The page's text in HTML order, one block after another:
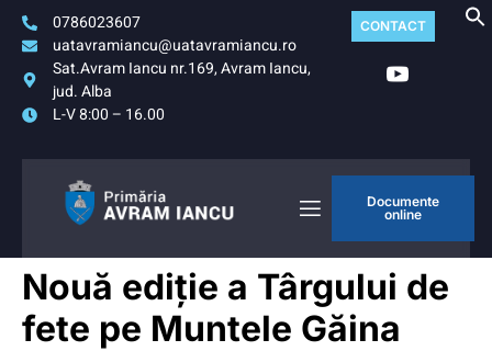
0786023607
uatavramiancu@uatavramiancu.ro
Sat.Avram Iancu nr.169, Avram Iancu,
jud. Alba
L-V 8:00 – 16.00
CONTACT
Documente
online
Nouă ediție a Târgului de
fete pe Muntele Găina